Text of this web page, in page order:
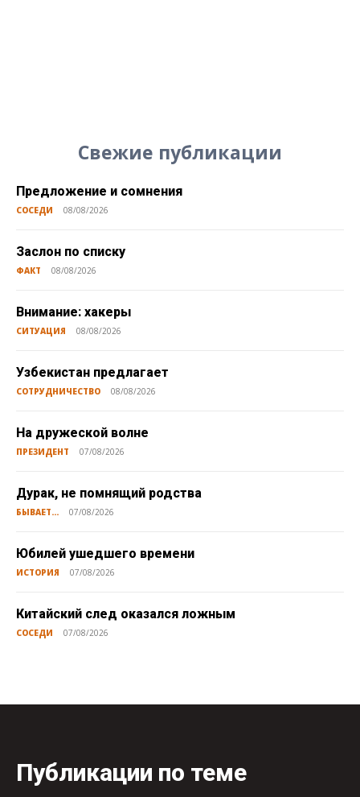
Свежие публикации
Предложение и сомнения
СОСЕДИ 08/08/2026
Заслон по списку
ФАКТ 08/08/2026
Внимание: хакеры
СИТУАЦИЯ 08/08/2026
Узбекистан предлагает
СОТРУДНИЧЕСТВО 08/08/2026
На дружеской волне
ПРЕЗИДЕНТ 07/08/2026
Дурак, не помнящий родства
БЫВАЕТ... 07/08/2026
Юбилей ушедшего времени
ИСТОРИЯ 07/08/2026
Китайский след оказался ложным
СОСЕДИ 07/08/2026
Публикации по теме